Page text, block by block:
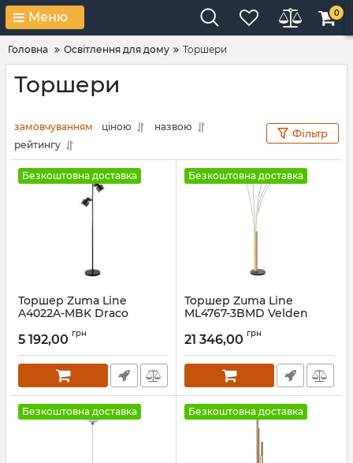
Меню 0
Головна Освітлення для дому Торшери
Торшери
замовчуванням ціною
назвою
рейтингу
Фільтр
Безкоштовна доставка
Торшер Zuma Line
A4022A-MBK Draco
5 192,00 грн
Безкоштовна доставка
Торшер Zuma Line
ML4767-3BMD Velden
21 346,00 грн
Безкоштовна доставка Безкоштовна доставка